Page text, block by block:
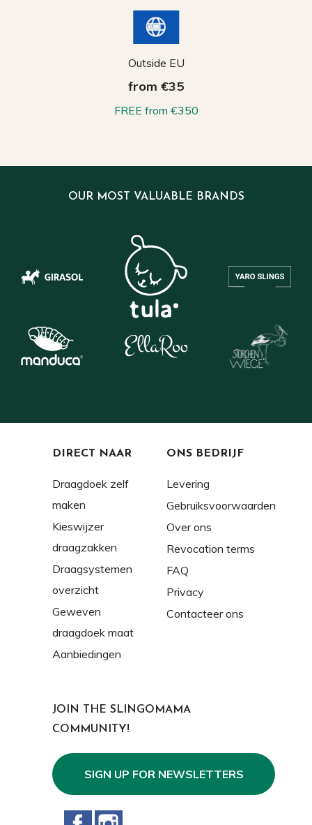
Outside EU
from €35
FREE from €350
OUR MOST VALUABLE BRANDS
DIRECT NAAR
Draagdoek zelf
maken
Kieswijzer
draagzakken
Draagsystemen
overzicht
Geweven
draagdoek maat
Aanbiedingen
ONS BEDRIJF
Levering
Gebruiksvoorwaarden
Over ons
Revocation terms
FAQ
Privacy
Contacteer ons
JOIN THE SLINGOMAMA
COMMUNITY!
SIGN UP FOR NEWSLETTERS
Facebook